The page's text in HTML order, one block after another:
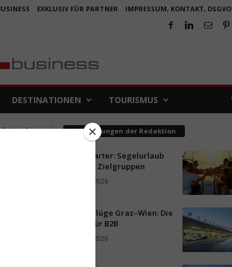
EXKLUSIV FÜR PARTNER IMPRESSUM, KONTAKT, DSGVO
DESTINATIONEN TOURISMUS
nach
Empfehlungen der Redaktion
Kojencharter: Segelurlaub
für neue Zielgruppen
5. August 2026
Aus für Flüge Graz–Wien: Die
Folgen für B2B
4. August 2026